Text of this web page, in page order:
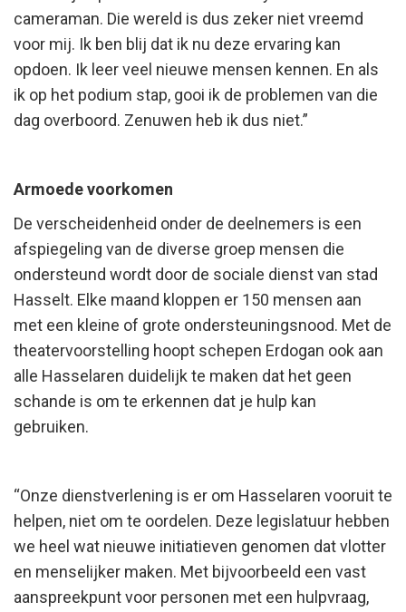
cameraman. Die wereld is dus zeker niet vreemd
voor mij. Ik ben blij dat ik nu deze ervaring kan
opdoen. Ik leer veel nieuwe mensen kennen. En als
ik op het podium stap, gooi ik de problemen van die
dag overboord. Zenuwen heb ik dus niet.”
Armoede voorkomen
De verscheidenheid onder de deelnemers is een
afspiegeling van de diverse groep mensen die
ondersteund wordt door de sociale dienst van stad
Hasselt. Elke maand kloppen er 150 mensen aan
met een kleine of grote ondersteuningsnood. Met de
theatervoorstelling hoopt schepen Erdogan ook aan
alle Hasselaren duidelijk te maken dat het geen
schande is om te erkennen dat je hulp kan
gebruiken.
“Onze dienstverlening is er om Hasselaren vooruit te
helpen, niet om te oordelen. Deze legislatuur hebben
we heel wat nieuwe initiatieven genomen dat vlotter
en menselijker maken. Met bijvoorbeeld een vast
aanspreekpunt voor personen met een hulpvraag,